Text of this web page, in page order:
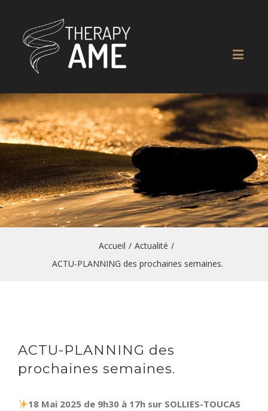
Accueil / Actualité /
ACTU-PLANNING des prochaines semaines.
ACTU-PLANNING des
prochaines semaines.
18 Mai 2025 de 9h30 à 17h sur SOLLIES-TOUCAS